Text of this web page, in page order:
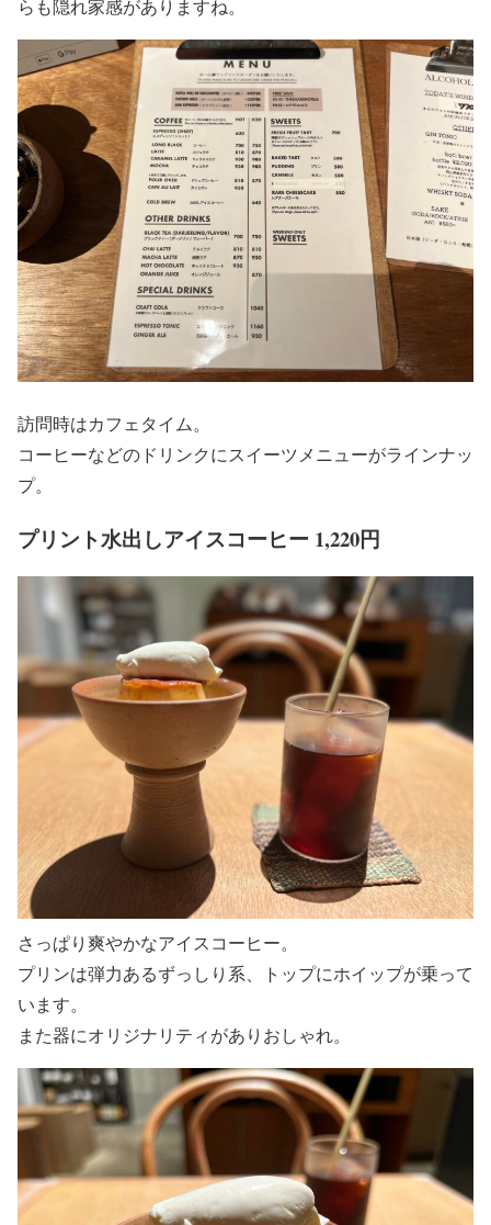
らも隠れ家感がありますね。
訪問時はカフェタイム。
コーヒーなどのドリンクにスイーツメニューがラインナッ
プ。
プリント水出しアイスコーヒー 1,220円
さっぱり爽やかなアイスコーヒー。
プリンは弾力あるずっしり系、トップにホイップが乗って
います。
また器にオリジナリティがありおしゃれ。